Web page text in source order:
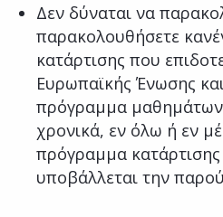
Δεν δύναται να
παρακολουθήσετε
κατάρτισης που
Ευρωπαϊκής Ένωσης
πρόγραμμα μαθημάτων
χρονικά, εν όλω ή εν
πρόγραμμα κατάρτισης
υποβάλλεται την